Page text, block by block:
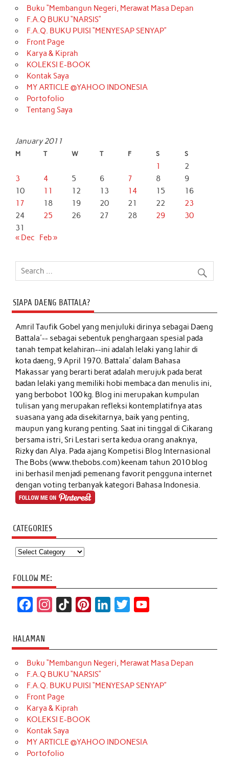
Buku “Membangun Negeri, Merawat Masa Depan
F.A.Q BUKU “NARSIS”
F.A.Q. BUKU PUISI “MENYESAP SENYAP”
Front Page
Karya & Kiprah
KOLEKSI E-BOOK
Kontak Saya
MY ARTICLE @YAHOO INDONESIA
Portofolio
Tentang Saya
January 2011
M T W T F S S
1
2
3
4 5 6 7 8
9
10
11 12 13 14 15
16
17
18 19 20 21 22
23
24
25 26 27 28 29
30
31
« Dec
Feb »
SIAPA DAENG BATTALA?
Amril Taufik Gobelyang menjuluki dirinya sebagai Daeng
Battala'-- sebagai sebentuk penghargaan spesial pada
tanah tempat kelahiran--ini adalah lelaki yang lahir di
kota daeng, 9 April 1970. Battala' dalam Bahasa
Makassar yang berarti berat adalah merujuk pada berat
badan lelaki yang memiliki hobi membaca dan menulis ini,
yang berbobot 100 kg. Blog ini merupakan kumpulan
tulisan yang merupakan refleksi kontemplatifnya atas
suasana yang ada disekitarnya, baik yang penting,
maupun yang kurang penting. Saat ini tinggal di Cikarang
bersama istri, Sri Lestari serta kedua orang anaknya,
Rizky dan Alya. Pada ajang Kompetisi Blog Internasional
The Bobs (www.thebobs.com) keenam tahun 2010 blog
ini berhasil menjadi pemenang favorit pengguna internet
dengan voting terbanyak kategori Bahasa Indonesia.
CATEGORIES
Categories
FOLLOW ME:
c
e
b
o
o
k
t
a
g
r
a
m
T
o
k
t
e
r
k
e
d
t
t
e
T
u
b
HALAMAN
Buku “Membangun Negeri, Merawat Masa Depan
F.A.Q BUKU “NARSIS”
F.A.Q. BUKU PUISI “MENYESAP SENYAP”
Front Page
Karya & Kiprah
KOLEKSI E-BOOK
Kontak Saya
MY ARTICLE @YAHOO INDONESIA
Portofolio